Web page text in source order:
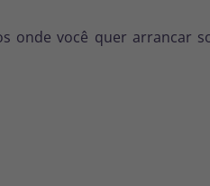
onde você quer arrancar